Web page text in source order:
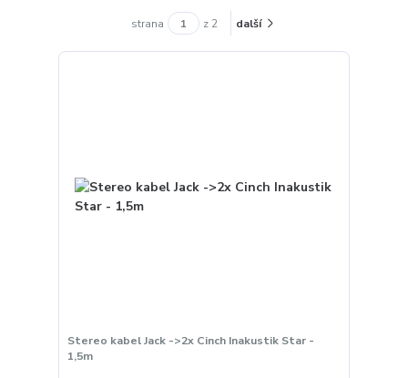
strana z 2 další
Stereo kabel Jack ->2x Cinch Inakustik Star -
1,5m